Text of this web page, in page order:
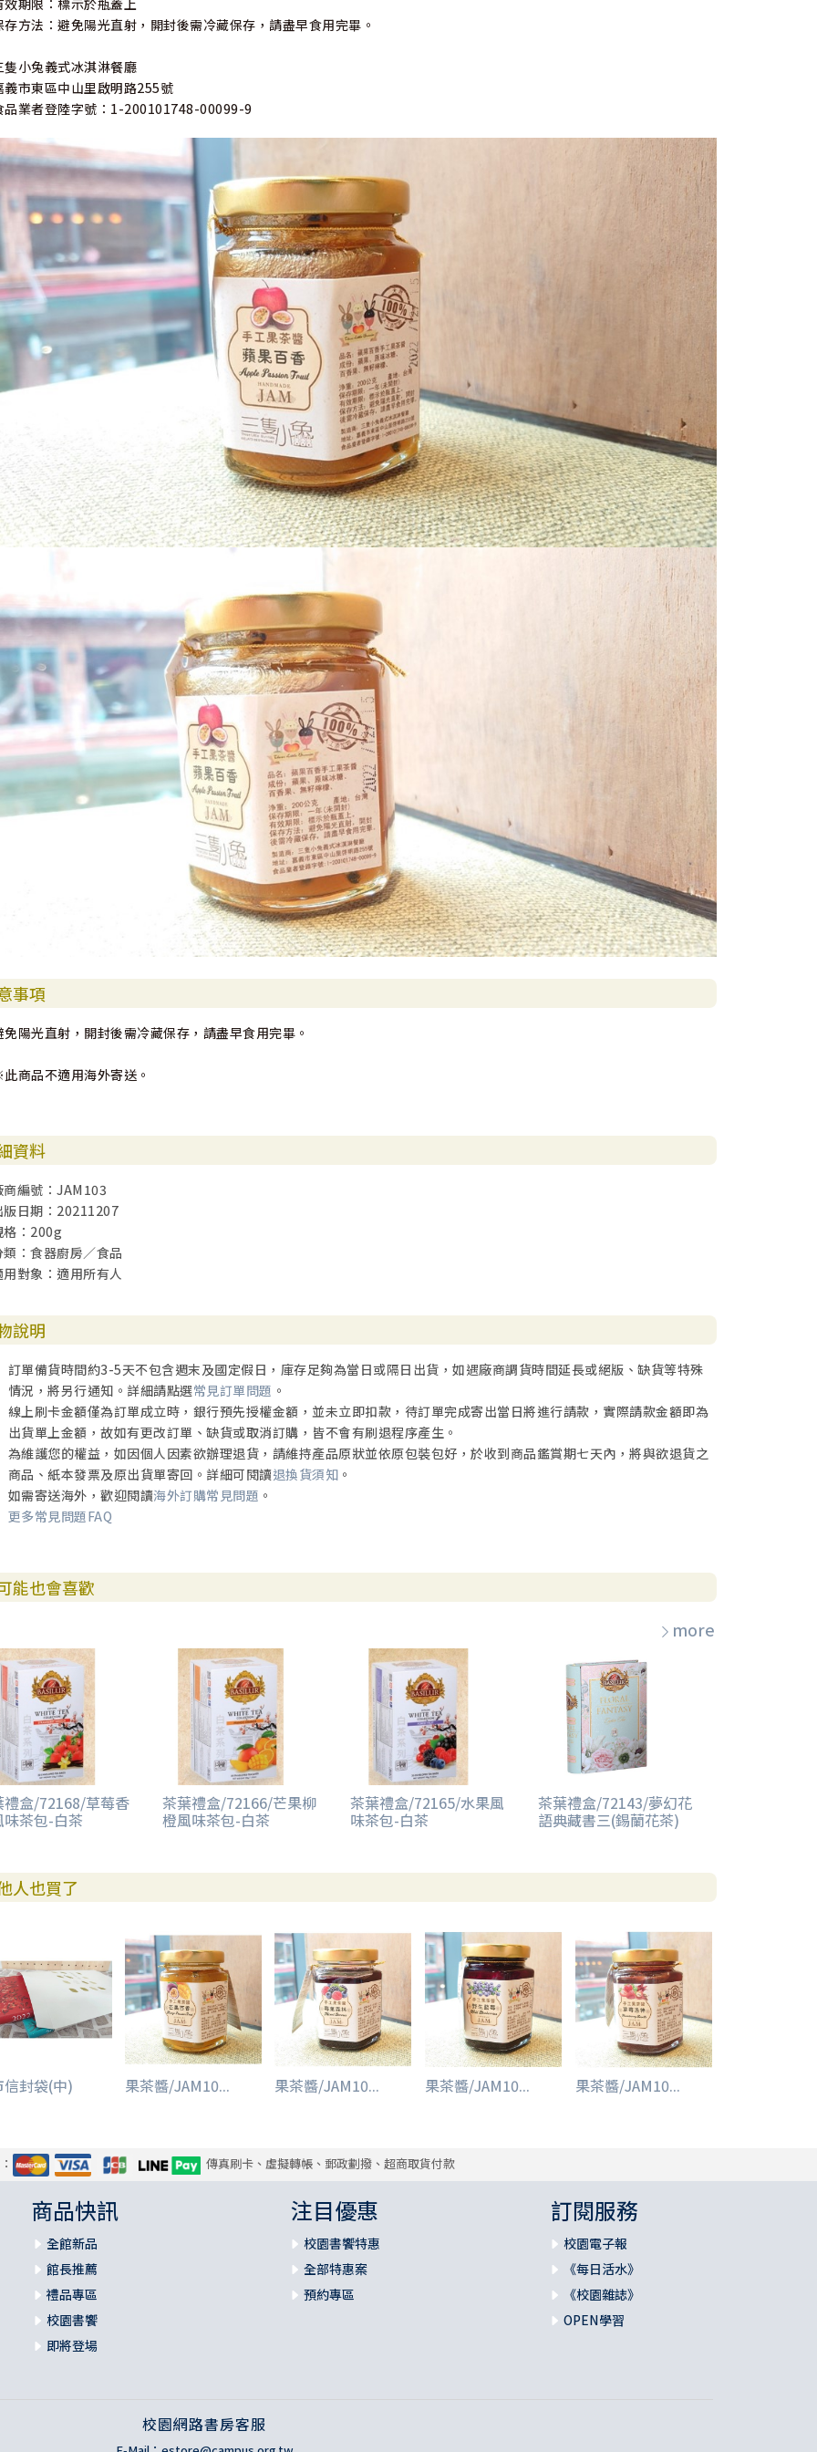
效期限：標示於瓶蓋上
存方法：避免陽光直射，開封後需冷藏保存，請盡早食用完畢。
隻小兔義式冰淇淋餐廳
義市東區中山里啟明路255號
品業者登陸字號：1-200101748-00099-9
事項
免陽光直射，開封後需冷藏保存，請盡早食用完畢。
商品不適用海外寄送。
資料
商編號：JAM103
版日期：20211207
格：200g
類：食器廚房／食品
用對象：適用所有人
說明
訂單備貨時間約3-5天不包含週末及國定假日，庫存足夠為當日或隔日出貨，如遇廠商調貨時間延長或絕版、缺貨等特殊
情況，將另行通知。詳細請點選常見訂單問題 。
線上刷卡金額僅為訂單成立時，銀行預先授權金額，並未立即扣款，待訂單完成寄出當日將進行請款，實際請款金額即為
出貨單上金額，故如有更改訂單、缺貨或取消訂購，皆不會有刷退程序產生。
為維護您的權益，如因個人因素欲辦理退貨，請維持產品原狀並依原包裝包好，於收到商品鑑賞期七天內，將與欲退貨之
商品、紙本發票及原出貨單寄回。詳細可閱讀退換貨須知 。
如需寄送海外，歡迎閱讀海外訂購常見問題 。
更多常見問題FAQ
能也會喜歡
more
禮盒/72168/草莓香
味茶包-白茶
茶葉禮盒/72166/芒果柳
橙風味茶包-白茶
茶葉禮盒/72165/水果風
味茶包-白茶
茶葉禮盒/72143/夢幻花
語典藏書三(錫蘭花茶)
人也買了
信封袋(中) 果茶醬/JAM10... 果茶醬/JAM10... 果茶醬/JAM10... 果茶醬/JAM10...
傳真刷卡、虛擬轉帳、郵政劃撥、超商取貨付款
商品快訊
全館新品
館長推薦
禮品專區
校園書饗
即將登場
注目優惠
校園書饗特惠
全部特惠案
預約專區
訂閱服務
校園電子報
《每日活水》
《校園雜誌》
OPEN學習
校園網路書房客服